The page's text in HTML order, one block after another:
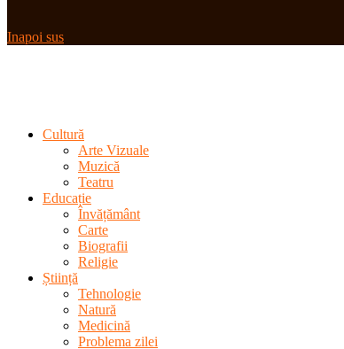
Inapoi sus
Cultură
Arte Vizuale
Muzică
Teatru
Educație
Învățământ
Carte
Biografii
Religie
Știință
Tehnologie
Natură
Medicină
Problema zilei